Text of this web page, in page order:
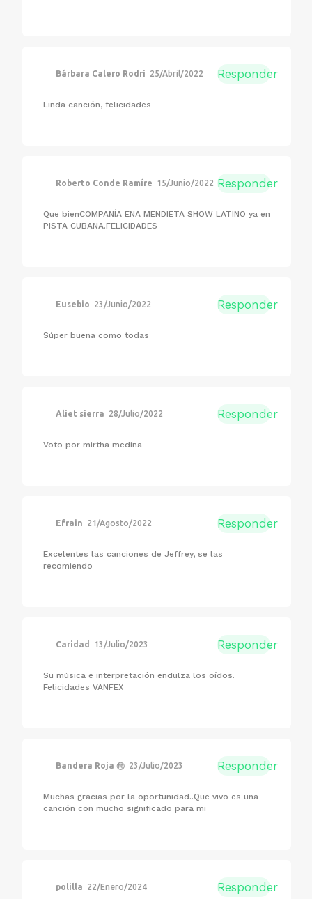
Bárbara Calero Rodri 25/Abril/2022 Responder
Linda canción, felicidades
Roberto Conde Ramíre 15/Junio/2022 Responder
Que bienCOMPAÑÍA ENA MENDIETA SHOW LATINO ya en
PISTA CUBANA.FELICIDADES
Eusebio 23/Junio/2022 Responder
Súper buena como todas
Aliet sierra 28/Julio/2022 Responder
Voto por mirtha medina
Efrain 21/Agosto/2022 Responder
Excelentes las canciones de Jeffrey, se las
recomiendo
Caridad 13/Julio/2023 Responder
Su música e interpretación endulza los oídos.
Felicidades VANFEX
Bandera Roja ㉄ 23/Julio/2023 Responder
Muchas gracias por la oportunidad..Que vivo es una
canción con mucho significado para mi
polilla 22/Enero/2024 Responder